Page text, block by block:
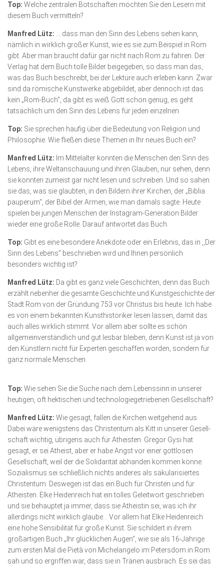
Top: Welche zentralen Botschaften möchten Sie den Lesern mit
diesem Buch vermitteln?
Manfred Lütz: … dass man den Sinn des Lebens sehen kann,
nämlich in wirklich großer Kunst, wie es sie zum Beispiel in Rom
gibt. Aber man braucht dafür gar nicht nach Rom zu fahren. Der
Verlag hat dem Buch tolle Bilder beigegeben, so dass man das,
was das Buch beschreibt, bei der Lektüre auch erleben kann. Zwar
sind da römische Kunstwerke abgebildet, aber dennoch ist das
kein „Rom-Buch“, da gibt es weiß Gott schon genug, es geht
tatsächlich um den Sinn des Lebens für jeden einzelnen.
Top: Sie sprechen häufig über die Bedeutung von Religion und
Philosophie. Wie fließen diese Themen in Ihr neues Buch ein?
Manfred Lütz: Im Mittelalter konnten die Menschen den Sinn des
Lebens, ihre Weltanschauung und ihren Glauben, nur sehen, denn
sie konnten zumeist gar nicht lesen und schreiben. Und so sahen
sie das, was sie glaubten, in den Bildern ihrer Kirchen, der „Biblia
pauperum“, der Bibel der Armen, wie man damals sagte. Heute
spielen bei jungen Menschen der Instagram-Generation Bilder
wieder eine große Rolle. Darauf antwortet das Buch.
Top: Gibt es eine besondere Anekdote oder ein Erlebnis, das in ,,Der
Sinn des Lebens” beschrieben wird und Ihnen persönlich
besonders wichtig ist?
Manfred Lütz: Da gibt es ganz viele Geschichten, denn das Buch
erzählt nebenher die gesamte Geschichte und Kunstgeschichte der
Stadt Rom von der Gründung 753 vor Christus bis heute. Ich habe
es von einem bekannten Kunsthistoriker lesen lassen, damit das
auch alles wirklich stimmt. Vor allem aber sollte es schön
allgemeinverständlich und gut lesbar bleiben, denn Kunst ist ja von
den Künstlern nicht für Experten geschaffen worden, sondern für
ganz normale Menschen.
Top: Wie sehen Sie die Suche nach dem Lebenssinn in unserer
heutigen, oft hektischen und technologiegetriebenen Gesellschaft?
Manfred Lütz: Wie gesagt, fallen die Kirchen weitgehend aus.
Dabei wäre wenigstens das Christentum als Kitt in unserer Gesell­
schaft wichtig, übrigens auch für Atheisten. Gregor Gysi hat
gesagt, er sei Atheist, aber er habe Angst vor einer gottlosen
Gesellschaft, weil der die Solidarität abhanden kommen könne.
Sozialismus sei schließlich nichts anderes als säkularisiertes
Christentum. Des­wegen ist das ein Buch für Christen und für
Atheisten. Elke Heidenreich hat ein tolles Geleitwort geschrieben
und sie behauptet ja immer, dass sie Atheistin sei, was ich ihr
allerdings nicht wirklich glaube… Vor allem hat Elke Heidenreich
eine hohe Sensibilität für große Kunst. Sie schildert in ihrem
großartigen Buch „Ihr glücklichen Augen“, wie sie als 16-Jährige
zum ersten Mal die Pietà von Michelangelo im Petersdom in Rom
sah und so ergriffen war, dass sie in Tränen ausbrach. Es sei das